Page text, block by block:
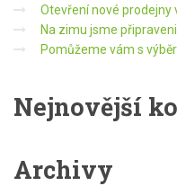
Otevření nové prodejny
Na zimu jsme
Pomůžeme vám s
Nejnovější
Archivy